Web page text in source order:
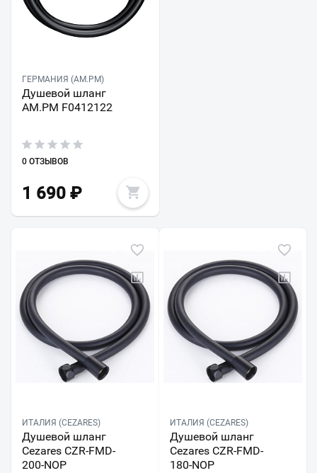
ГЕРМАНИЯ (AM.PM)
Душевой шланг
AM.PM F0412122
0 ОТЗЫВОВ
1 690 ₽
ИТАЛИЯ (CEZARES)
Душевой шланг
Cezares CZR-FMD-
200-NOP
ИТАЛИЯ (CEZARES)
Душевой шланг
Cezares CZR-FMD-
180-NOP